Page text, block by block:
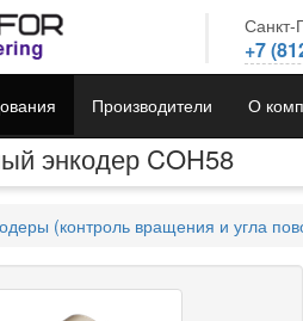
Санкт-
+7
Производители О
энкодер COH58
(контроль вращения и угла